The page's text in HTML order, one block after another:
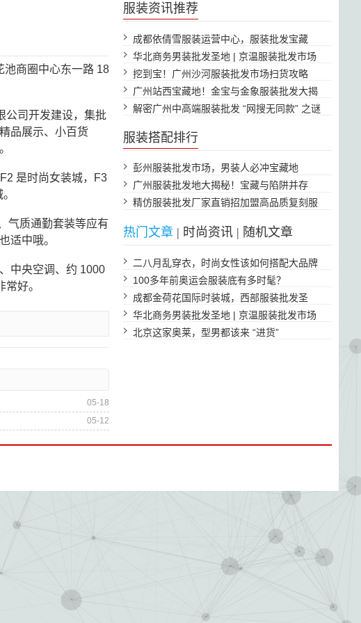
商圈中心东一路 18
公司开发建设，集批
品展示、小百货
是时尚女装城，F3
气质通勤套装等应有
适中哦。
中央空调、约 1000
好。
05-18
05-12
服装资讯推荐
成都依倩雪服装运营中心，服装批发宝藏
地！
华北商务男装批发圣地 | 京温服装批发市场
挖到宝！广州沙河服装批发市场扫货攻略
广州站西宝藏地！金宝与金象服装批发大揭
秘
解密广州中高端服装批发 “网搜无同款” 之谜
服装搭配排行
彭州服装批发市场，男装人必冲宝藏地
广州服装批发地大揭秘！宝藏与陷阱并存
精仿服装批发厂家直销招加盟高品质复刻服
热门文章 | 时尚资讯 | 随机文章
二八月乱穿衣，时尚女性该如何搭配大品牌
服装？
100多年前奥运会服装底有多时髦？
成都金荷花国际时装城，西部服装批发圣
地！
华北商务男装批发圣地 | 京温服装批发市场
北京这家奥莱，型男都该来 “进货”